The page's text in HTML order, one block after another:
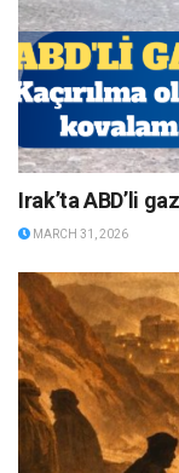
Irak’ta ABD’li
MARCH 31, 2026